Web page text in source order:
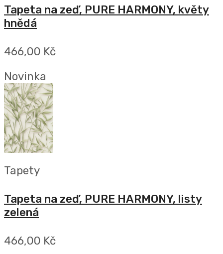
Tapeta na zeď, PURE HARMONY, květy
hnědá
466,00 Kč
Novinka
Tapety
Tapeta na zeď, PURE HARMONY, listy
zelená
466,00 Kč